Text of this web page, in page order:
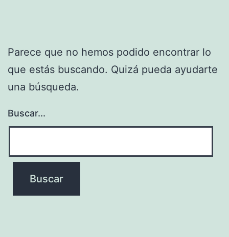
Parece que no hemos podido encontrar lo
que estás buscando. Quizá pueda ayudarte
una búsqueda.
Buscar...